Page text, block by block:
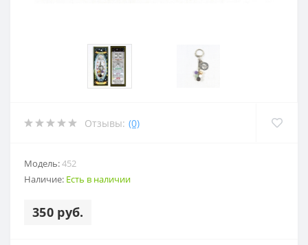
Отзывы: (0)
Модель:452
Наличие: Есть в наличии
350 руб.